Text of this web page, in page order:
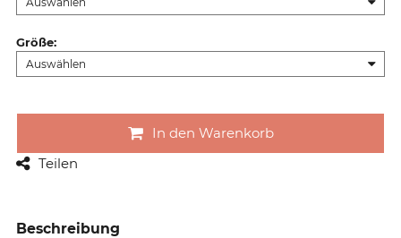
Größe:
In den Warenkorb
Teilen
Beschreibung